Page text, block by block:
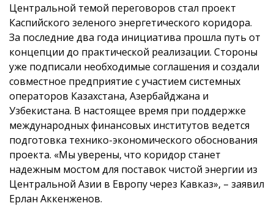
Центральной темой переговоров стал проект
Каспийского зеленого энергетического коридора.
За последние два года инициатива прошла путь от
концепции до практической реализации. Стороны
уже подписали необходимые соглашения и создали
совместное предприятие с участием системных
операторов Казахстана, Азербайджана и
Узбекистана. В настоящее время при поддержке
международных финансовых институтов ведется
подготовка технико-экономического обоснования
проекта. «Мы уверены, что коридор станет
надежным мостом для поставок чистой энергии из
Центральной Азии в Европу через Кавказ», – заявил
Ерлан Аккенженов.